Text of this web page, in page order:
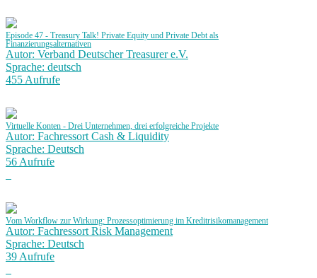
Episode 47 - Treasury Talk! Private Equity und Private Debt als
Finanzierungsalternativen
Autor: Verband Deutscher Treasurer e.V.
Sprache: deutsch
455 Aufrufe
Virtuelle Konten - Drei Unternehmen, drei erfolgreiche Projekte
Autor: Fachressort Cash & Liquidity
Sprache: Deutsch
56 Aufrufe
Vom Workflow zur Wirkung: Prozessoptimierung im Kreditrisikomanagement
Autor: Fachressort Risk Management
Sprache: Deutsch
39 Aufrufe